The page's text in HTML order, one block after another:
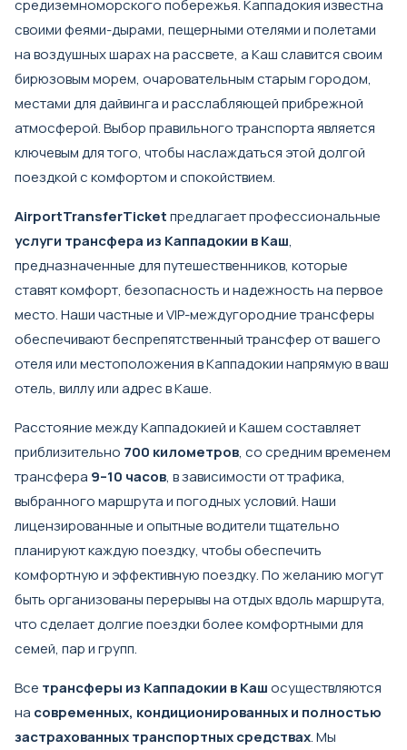
средиземноморского побережья. Каппадокия известна
своими феями-дырами, пещерными отелями и полетами
на воздушных шарах на рассвете, а Каш славится своим
бирюзовым морем, очаровательным старым городом,
местами для дайвинга и расслабляющей прибрежной
атмосферой. Выбор правильного транспорта является
ключевым для того, чтобы наслаждаться этой долгой
поездкой с комфортом и спокойствием.
AirportTransferTicketпредлагает профессиональные
услуги трансфера из Каппадокии в Каш,
предназначенные для путешественников, которые
ставят комфорт, безопасность и надежность на первое
место. Наши частные и VIP-междугородние трансферы
обеспечивают беспрепятственный трансфер от вашего
отеля или местоположения в Каппадокии напрямую в ваш
отель, виллу или адрес в Каше.
Расстояние между Каппадокией и Кашем составляет
приблизительно 700 километров, со средним временем
трансфера 9–10 часов, в зависимости от трафика,
выбранного маршрута и погодных условий. Наши
лицензированные и опытные водители тщательно
планируют каждую поездку, чтобы обеспечить
комфортную и эффективную поездку. По желанию могут
быть организованы перерывы на отдых вдоль маршрута,
что сделает долгие поездки более комфортными для
семей, пар и групп.
Все трансферы из Каппадокии в Кашосуществляются
на современных, кондиционированных и полностью
застрахованных транспортных средствах. Мы